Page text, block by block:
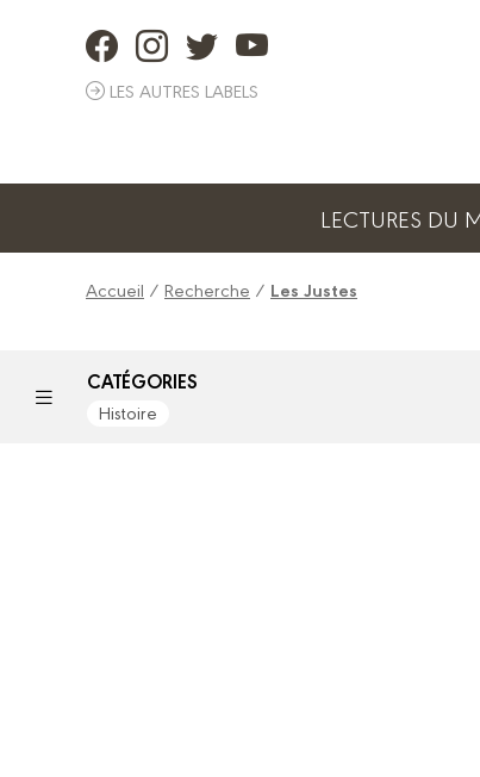
LES AUTRES LABELS
LECTURES DU
Accueil / Recherche / Les Justes
CATÉGORIES
Histoire